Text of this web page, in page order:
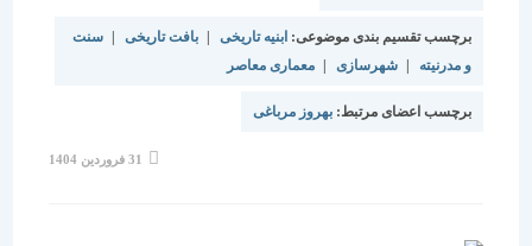
برچسب تقسیم بندی موضوعی:ابنیه تاریخی | بافت تاریخی | سنت
و مدرنیته | شهرسازی | معماری معاصر
برچسب اعضای مرتبط: بهروز مرباغی